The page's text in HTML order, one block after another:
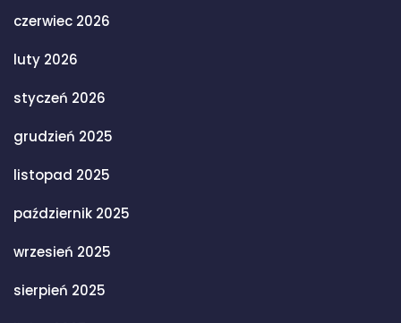
czerwiec 2026
luty 2026
styczeń 2026
grudzień 2025
listopad 2025
październik 2025
wrzesień 2025
sierpień 2025